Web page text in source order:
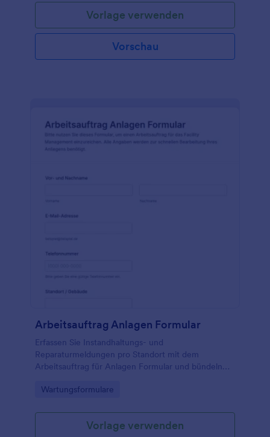
Vorlage verwenden
Vorschau
Arbeitsauftrag Anlagen Formular
Erfassen Sie Instandhaltungs- und
Reparaturmeldungen pro Standort mit dem
Arbeitsauftrag für Anlagen Formular und bündeln
Management und Verwaltung Arbeitsaufträge
Go to Category:
Wartungsformulare
Vorlage verwenden